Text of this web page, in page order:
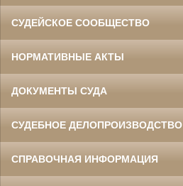
СУДЕЙСКОЕ СООБЩЕСТВО
НОРМАТИВНЫЕ АКТЫ
ДОКУМЕНТЫ СУДА
СУДЕБНОЕ ДЕЛОПРОИЗВОДСТВО
СПРАВОЧНАЯ ИНФОРМАЦИЯ